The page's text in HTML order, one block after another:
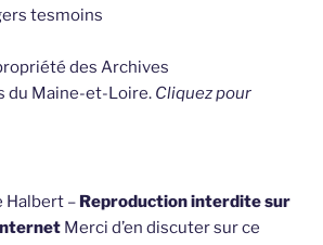
tesmoins
des Archives
du Maine-et-Loire. Cliquez pour
Halbert – Reproduction interdite sur
Merci d’en discuter sur ce